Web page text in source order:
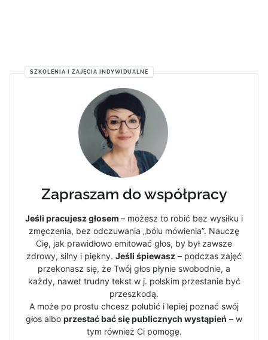
Zapraszam do współpracy
Jeśli pracujesz głosem – możesz to robić bez wysiłku i
zmęczenia, bez odczuwania „bólu mówienia”. Nauczę
Cię, jak prawidłowo emitować głos, by był zawsze
zdrowy, silny i piękny. Jeśli śpiewasz – podczas zajęć
przekonasz się, że Twój głos płynie swobodnie, a
każdy, nawet trudny tekst w j. polskim przestanie być
przeszkodą.
A może po prostu chcesz polubić i lepiej poznać swój
głos albo przestać bać się publicznych wystąpień – w
tym również Ci pomogę.
SZKOLENIA I ZAJĘCIA INDYWIDUALNE